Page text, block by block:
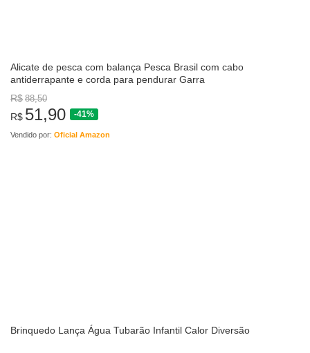
Alicate de pesca com balança Pesca Brasil com cabo
antiderrapante e corda para pendurar Garra
R$ 88,50
R$ 51,90 -41%
Vendido por: Oficial Amazon
Brinquedo Lança Água Tubarão Infantil Calor Diversão